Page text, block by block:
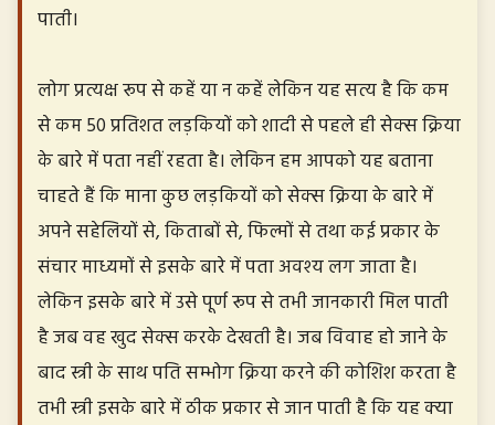
पाती।
लोग प्रत्यक्ष रूप से कहें या न कहें लेकिन यह सत्य है कि कम
से कम 50 प्रतिशत लड़कियों को शादी से पहले ही सेक्स क्रिया
के बारे में पता नहीं रहता है। लेकिन हम आपको यह बताना
चाहते हैं कि माना कुछ लड़कियों को सेक्स क्रिया के बारे में
अपने सहेलियों से, किताबों से, फिल्मों से तथा कई प्रकार के
संचार माध्यमों से इसके बारे में पता अवश्य लग जाता है।
लेकिन इसके बारे में उसे पूर्ण रूप से तभी जानकारी मिल पाती
है जब वह खुद सेक्स करके देखती है। जब विवाह हो जाने के
बाद स्त्री के साथ पति सम्भोग क्रिया करने की कोशिश करता है
तभी स्त्री इसके बारे में ठीक प्रकार से जान पाती है कि यह क्या